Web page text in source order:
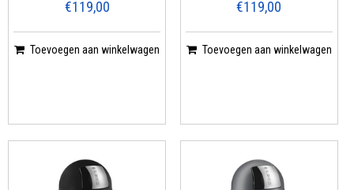
€119,00
Toevoegen aan winkelwagen
€119,00
Toevoegen aan winkelwagen